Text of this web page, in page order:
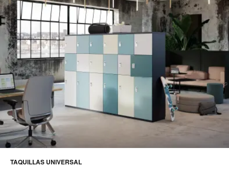
TAQUILLAS UNIVERSAL